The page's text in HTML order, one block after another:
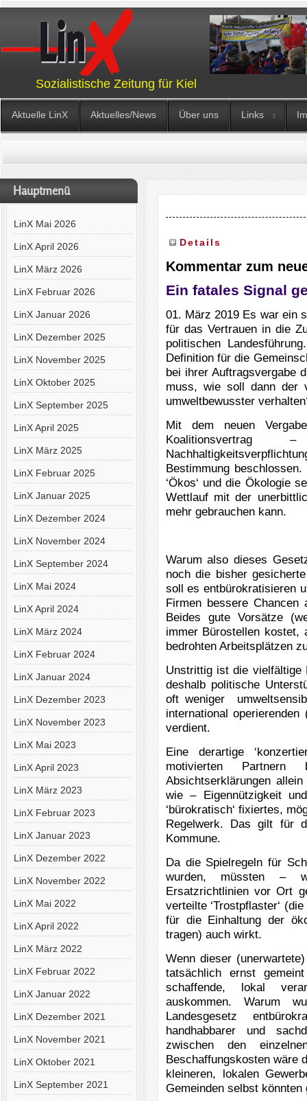
Sozialistische Zeitung für Kiel
Aktuelle LinX Aktuelles/News Über uns Links
Hauptmenü
LinX Mai 2026
LinX April 2026
LinX März 2026
LinX Februar 2026
LinX Januar 2026
LinX Dezember 2025
LinX November 2025
LinX Oktober 2025
LinX September 2025
LinX April 2025
LinX März 2025
LinX Februar 2025
LinX Januar 2025
LinX Dezember 2024
LinX November 2024
LinX September 2024
LinX Mai 2024
LinX April 2024
LinX März 2024
LinX Februar 2024
LinX Januar 2024
LinX Dezember 2023
LinX November 2023
LinX Mai 2023
LinX April 2023
LinX März 2023
LinX Februar 2023
LinX Januar 2023
LinX Dezember 2022
LinX November 2022
LinX Mai 2022
LinX April 2022
LinX März 2022
LinX Februar 2022
LinX Januar 2022
LinX Dezember 2021
LinX November 2021
LinX Oktober 2021
LinX September 2021
Details
Kommentar zum
Ein fatales Signal
01. März 2019 Es war ein
für das Vertrauen in die
politischen
Definition für die
bei ihrer Auftragsvergabe
muss, wie soll dann der
umweltbewusster
Mit dem neuen
Bestimmung
‘Ökos‘ und die Ökologie
Wettlauf mit der
mehr gebrauchen kann.
Warum also dieses
noch die bisher
soll es entbürokratisieren
Firmen bessere Chancen
Beides gute Vorsätze
immer Bürostellen kostet,
bedrohten Arbeitsplätzen
Unstrittig ist die vielfältige
deshalb politische
oft weniger
international
verdient.
Eine derartige
motivierten
Absichtserklärungen
wie – Eigennützigkeit
‘bürokratisch‘ fixiertes,
Regelwerk. Das gilt für
Kommune.
Da die Spielregeln für
wurden, müssten –
Ersatzrichtlinien vor Ort
verteilte ‘Trostpflaster‘
für die Einhaltung der
tragen) auch wirkt.
Wenn dieser
tatsächlich ernst
schaffende, lokal
auskommen. Warum
Landesgesetz
handhabbarer und
zwischen den
Beschaffungskosten wäre
kleineren, lokalen
Gemeinden selbst